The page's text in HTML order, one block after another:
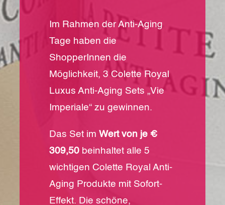
Im Rahmen der Anti-Aging
Tage haben die
ShopperInnen die
Möglichkeit, 3 Colette Royal
Luxus Anti-Aging Sets „Vie
Imperiale“ zu gewinnen.
Das Set imWert von je €
309,50 beinhaltet alle 5
wichtigen Colette Royal Anti-
Aging Produkte mit Sofort-
Effekt. Die schöne,